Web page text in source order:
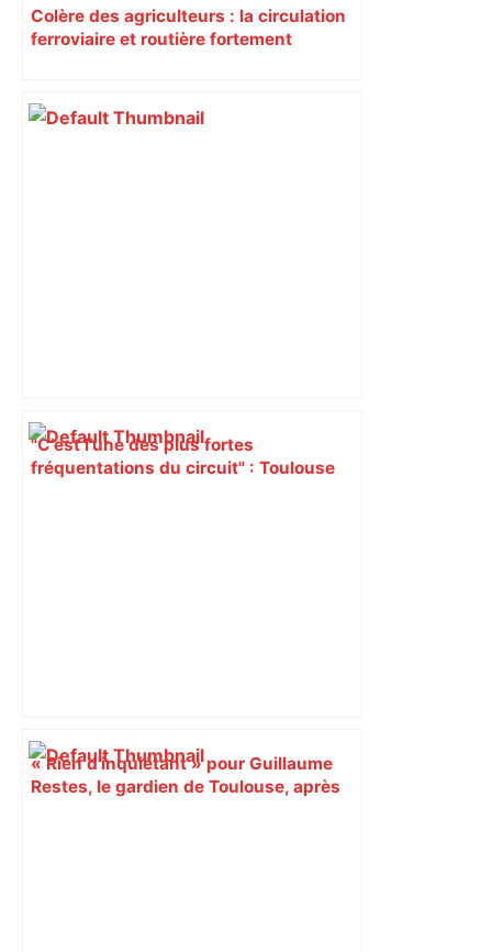
Colère des agriculteurs : la circulation
ferroviaire et routière fortement
"C’est l’une des plus fortes
fréquentations du circuit" : Toulouse
« Rien d'inquiétant » pour Guillaume
Restes, le gardien de Toulouse, après